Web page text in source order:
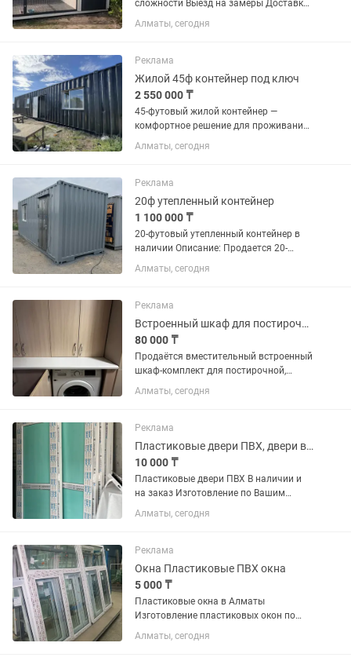
сложности Выезд на замеры Доставка
в черте города бесплатно Каспий
рассрочка Каспий Ред Установка и
Алматы, сегодня
Реклама
Жилой 45ф контейнер под ключ
2 550 000 ₸
45-футовый жилой контейнер —
комфортное решение для проживания
круглый год. Просторный модуль
идеально подходит для дачи,
вахтовых поселков, офиса или
постоянного...
Алматы, сегодня
Реклама
20ф утепленный контейнер
1 100 000 ₸
20-футовый утепленный контейнер в
наличии Описание: Продается 20-
футовый утепленный контейнер в
наличии. Подходит для использования
домика, поста охраны, склада,...
Алматы, сегодня
Реклама
Встроенный шкаф для постирочной под стиральную машину
80 000 ₸
Продаётся вместительный встроенный
шкаф-комплект для постирочной,
изготовленный на заказ. В комплект
входят верхние и нижние шкафы с
стандартную стиральную машину...
Алматы, сегодня
Реклама
Пластиковые двери ПВХ, двери в наличии и на заказ
10 000 ₸
Пластиковые двери ПВХ В наличии и
на заказ Изготовление по Вашим
размерам Двери с доставкой и
установкой Замер бесплатно! Цвет:
Алматы, сегодня
Реклама
Окна Пластиковые ПВХ окна
5 000 ₸
Пластиковые окна в Алматы
Изготовление пластиковых окон по
доступным ценам Используем
профиль немецкий и турецкий
Алматы, сегодня